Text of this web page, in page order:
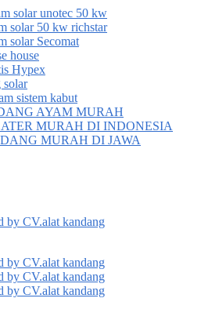
solar unotec 50 kw
solar 50 kw richstar
solar Secomat
house
Hypex
solar
sistem kabut
AYAM MURAH
MURAH DI INDONESIA
MURAH DI JAWA